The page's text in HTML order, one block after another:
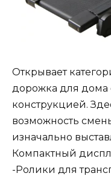
Открывает
дорожка для дома
конструкцией.
возможность
изначально
Компактный
-Ролики для